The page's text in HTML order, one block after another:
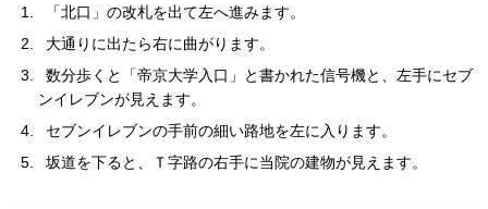
「北口」の改札を出て左へ進みます。
大通りに出たら右に曲がります。
数分歩くと「帝京大学入口」と書かれた信号機と、左手にセブ
ンイレブンが見えます。
セブンイレブンの手前の細い路地を左に入ります。
坂道を下ると、Ｔ字路の右手に当院の建物が見えます。